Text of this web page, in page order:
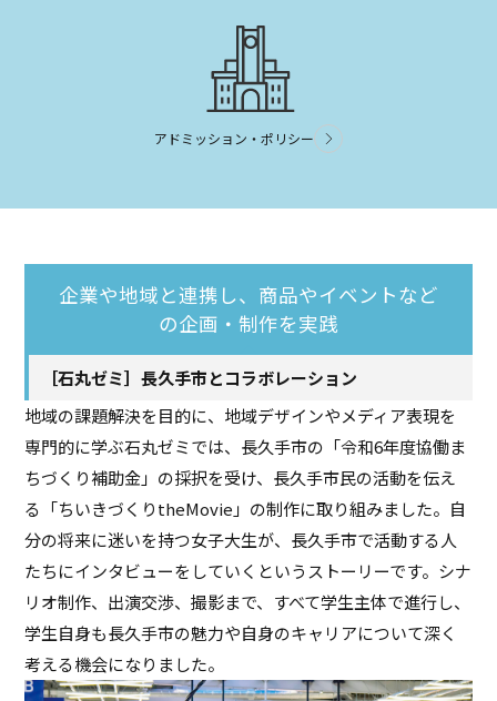
アドミッション・ポリシー
企業や地域と連携し、商品やイベントなど
の企画・制作を実践
［石丸ゼミ］長久手市とコラボレーション
地域の課題解決を目的に、地域デザインやメディア表現を
専門的に学ぶ石丸ゼミでは、長久手市の「令和6年度協働ま
ちづくり補助金」の採択を受け、長久手市民の活動を伝え
る「ちいきづくりtheMovie」の制作に取り組みました。自
分の将来に迷いを持つ女子大生が、長久手市で活動する人
たちにインタビューをしていくというストーリーです。シナ
リオ制作、出演交渉、撮影まで、すべて学生主体で進行し、
学生自身も長久手市の魅力や自身のキャリアについて深く
考える機会になりました。